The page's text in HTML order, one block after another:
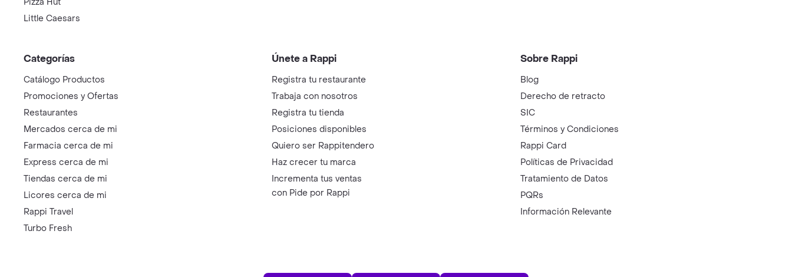
Little Caesars
Categorías
Catálogo Productos
Promociones y Ofertas
Restaurantes
Mercados cerca de mi
Farmacia cerca de mi
Express cerca de mi
Tiendas cerca de mi
Licores cerca de mi
Rappi Travel
Turbo Fresh
Únete a Rappi
Registra tu restaurante
Trabaja con nosotros
Registra tu tienda
Posiciones disponibles
Quiero ser Rappitendero
Haz crecer tu marca
Incrementa tus ventas
con Pide por Rappi
Sobre Rappi
Blog
Derecho de retracto
SIC
Términos y Condiciones
Rappi Card
Políticas de Privacidad
Tratamiento de Datos
PQRs
Información Relevante